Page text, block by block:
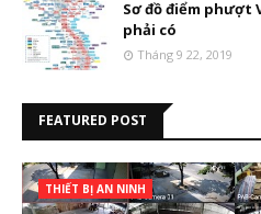
Sơ đồ điểm phượt
phải có
Tháng 9 22, 2019
FEATURED POST
THIẾT BỊ AN NINH